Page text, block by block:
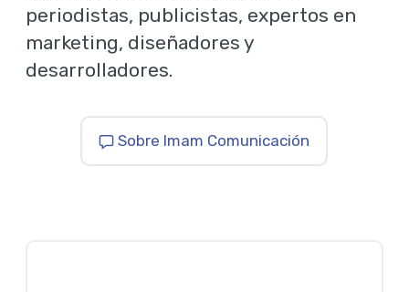
periodistas, publicistas, expertos en
marketing, diseñadores y
desarrolladores.
Sobre Imam Comunicación